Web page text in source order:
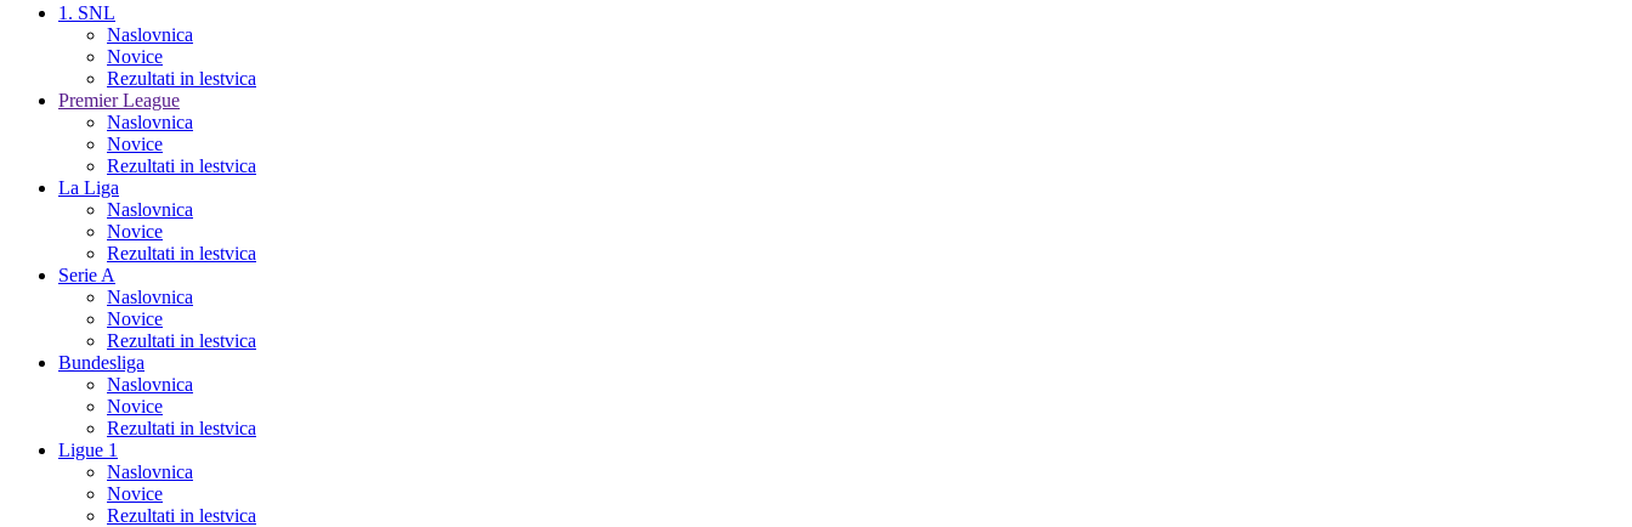
1. SNL
Naslovnica
Novice
Rezultati in lestvica
Premier League
Naslovnica
Novice
Rezultati in lestvica
La Liga
Naslovnica
Novice
Rezultati in lestvica
Serie A
Naslovnica
Novice
Rezultati in lestvica
Bundesliga
Naslovnica
Novice
Rezultati in lestvica
Ligue 1
Naslovnica
Novice
Rezultati in lestvica